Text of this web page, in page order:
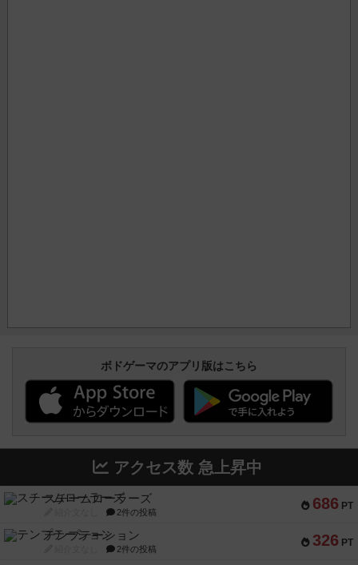
ボドゲーマのアプリ版はこちら
アクセス数 急上昇中
686 PT
スチームローラーズ
2件の投稿
326 PT
テンプテーション
2件の投稿